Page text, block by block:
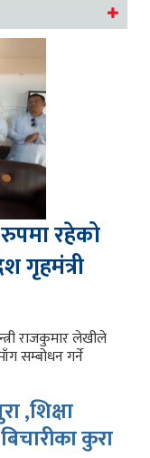
रहेको
गृहमंत्री
राजकुमार लेखीले
सम्बोधन गर्ने
,शिक्षा
कुरा